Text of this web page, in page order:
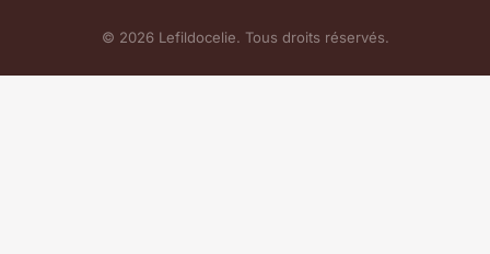
© 2026 Lefildocelie. Tous droits réservés.